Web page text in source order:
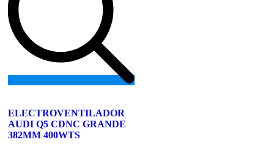
to
wishlist
ELECTROVENTILADOR
AUDI Q5 CDNC GRANDE
382MM 400WTS